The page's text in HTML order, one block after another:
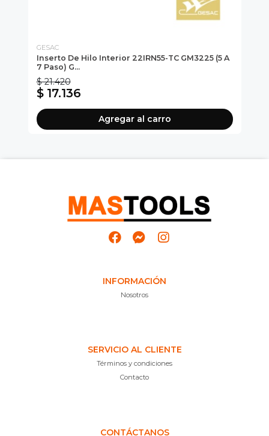
GESAC
Inserto De Hilo Interior 22IRN55-TC GM3225 (5 A
7 Paso) G...
$ 21.420
$ 17.136
Agregar al carro
INFORMACIÓN
Nosotros
SERVICIO AL CLIENTE
Términos y condiciones
Contacto
CONTÁCTANOS